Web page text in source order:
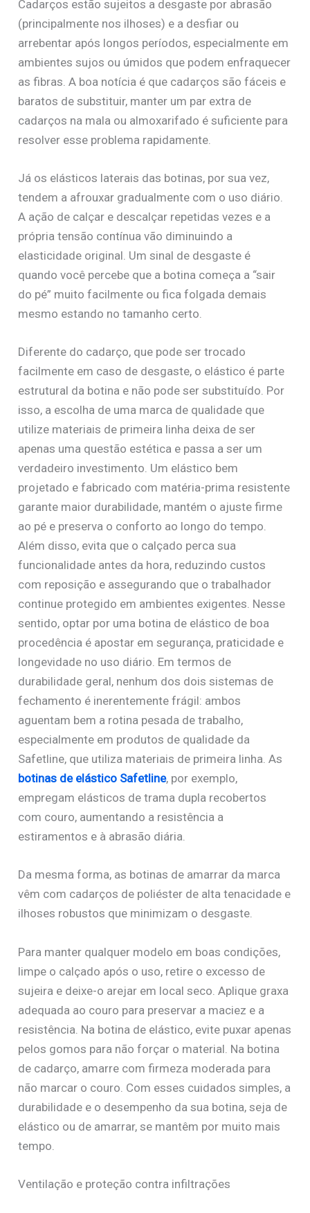
Cadarços estão sujeitos a desgaste por abrasão
(principalmente nos ilhoses) e a desfiar ou
arrebentar após longos períodos, especialmente em
ambientes sujos ou úmidos que podem enfraquecer
as fibras. A boa notícia é que cadarços são fáceis e
baratos de substituir, manter um par extra de
cadarços na mala ou almoxarifado é suficiente para
resolver esse problema rapidamente.
Já os elásticos laterais das botinas, por sua vez,
tendem a afrouxar gradualmente com o uso diário.
A ação de calçar e descalçar repetidas vezes e a
própria tensão contínua vão diminuindo a
elasticidade original. Um sinal de desgaste é
quando você percebe que a botina começa a “sair
do pé” muito facilmente ou fica folgada demais
mesmo estando no tamanho certo.
Diferente do cadarço, que pode ser trocado
facilmente em caso de desgaste, o elástico é parte
estrutural da botina e não pode ser substituído. Por
isso, a escolha de uma marca de qualidade que
utilize materiais de primeira linha deixa de ser
apenas uma questão estética e passa a ser um
verdadeiro investimento. Um elástico bem
projetado e fabricado com matéria-prima resistente
garante maior durabilidade, mantém o ajuste firme
ao pé e preserva o conforto ao longo do tempo.
Além disso, evita que o calçado perca sua
funcionalidade antes da hora, reduzindo custos
com reposição e assegurando que o trabalhador
continue protegido em ambientes exigentes. Nesse
sentido, optar por uma botina de elástico de boa
procedência é apostar em segurança, praticidade e
longevidade no uso diário. Em termos de
durabilidade geral, nenhum dos dois sistemas de
fechamento é inerentemente frágil: ambos
aguentam bem a rotina pesada de trabalho,
especialmente em produtos de qualidade da
Safetline, que utiliza materiais de primeira linha. As
botinas de elástico Safetline, por exemplo,
empregam elásticos de trama dupla recobertos
com couro, aumentando a resistência a
estiramentos e à abrasão diária.
Da mesma forma, as botinas de amarrar da marca
vêm com cadarços de poliéster de alta tenacidade e
ilhoses robustos que minimizam o desgaste.
Para manter qualquer modelo em boas condições,
limpe o calçado após o uso, retire o excesso de
sujeira e deixe-o arejar em local seco. Aplique graxa
adequada ao couro para preservar a maciez e a
resistência. Na botina de elástico, evite puxar apenas
pelos gomos para não forçar o material. Na botina
de cadarço, amarre com firmeza moderada para
não marcar o couro. Com esses cuidados simples, a
durabilidade e o desempenho da sua botina, seja de
elástico ou de amarrar, se mantêm por muito mais
tempo.
Ventilação e proteção contra infiltrações